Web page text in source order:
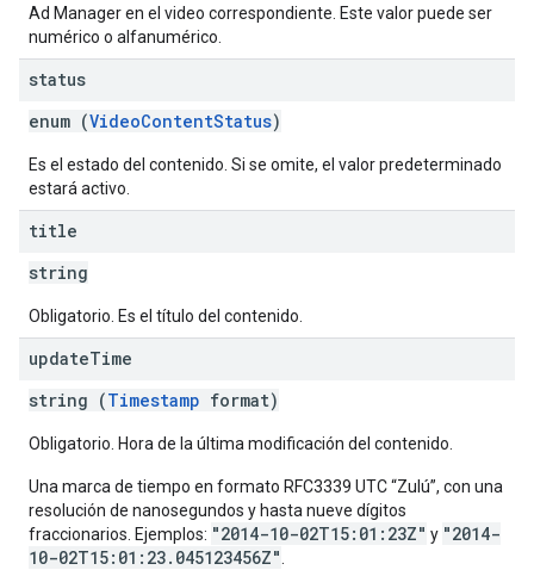
Ad Manager en el video correspondiente. Este valor puede ser
numérico o alfanumérico.
status
enum (VideoContentStatus)
Es el estado del contenido. Si se omite, el valor predeterminado
estará activo.
title
string
Obligatorio. Es el título del contenido.
updateTime
string (Timestamp format)
Obligatorio. Hora de la última modificación del contenido.
Una marca de tiempo en formato RFC3339 UTC “Zulú”, con una
resolución de nanosegundos y hasta nueve dígitos
fraccionarios. Ejemplos: "2014-10-02T15:01:23Z" y "2014-
10-02T15:01:23.045123456Z"